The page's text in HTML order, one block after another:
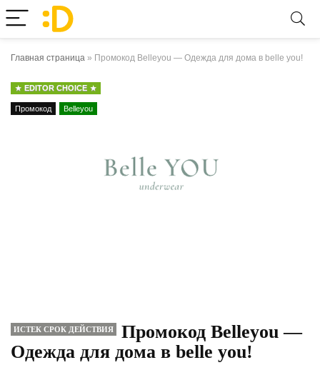
Главная страница » Промокод Belleyou — Одежда для дома в belle you!
EDITOR CHOICE
Промокод Belleyou
ИСТЕК СРОК ДЕЙСТВИЯ
Промокод Belleyou —
Одежда для дома в belle you!